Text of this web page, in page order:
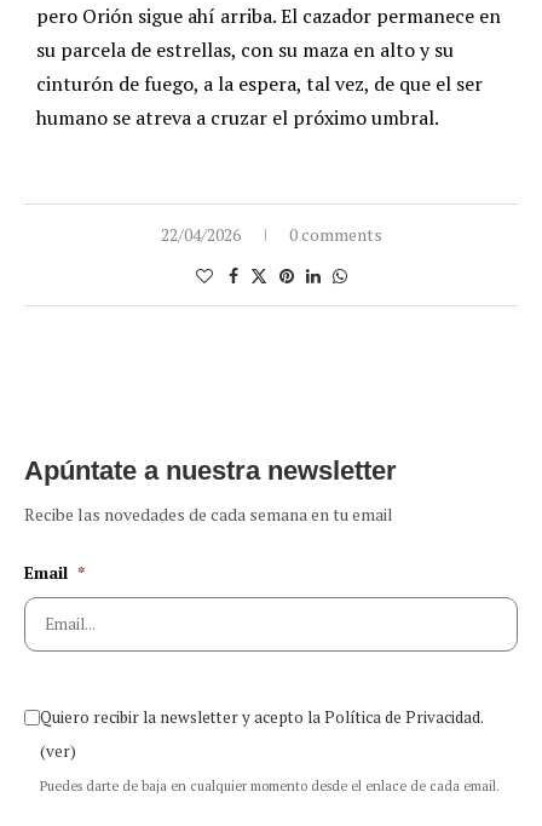
pero Orión sigue ahí arriba. El cazador permanece en
su parcela de estrellas, con su maza en alto y su
cinturón de fuego, a la espera, tal vez, de que el ser
humano se atreva a cruzar el próximo umbral.
22/04/2026 0 comments
Apúntate a nuestra newsletter
Recibe las novedades de cada semana en tu email
Email *
Quiero recibir la newsletter y acepto la Política de Privacidad.
(ver)
Puedes darte de baja en cualquier momento desde el enlace de cada email.